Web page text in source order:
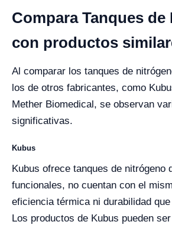
Compara Tanques
con productos
Al comparar los tanques de
los de otros fabricantes, como
Mether Biomedical, se observan
significativas.
Kubus
Kubus ofrece tanques de nitrógeno
funcionales, no cuentan con el
eficiencia térmica ni durabilidad
Los productos de Kubus pueden